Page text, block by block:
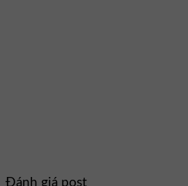
Đánh giá post